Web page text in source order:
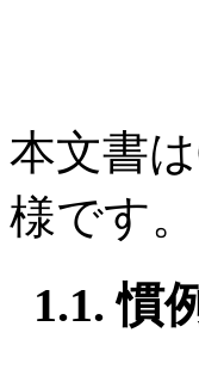
本文書
様です
1.1. 慣